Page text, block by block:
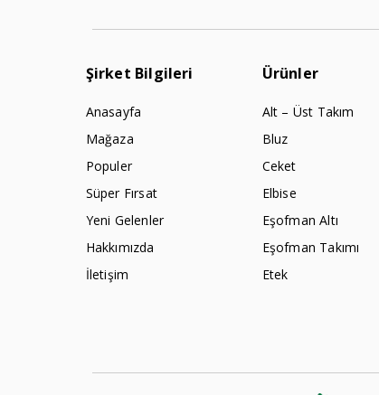
Şirket Bilgileri
Anasayfa
Mağaza
Populer
Süper Fırsat
Yeni Gelenler
Hakkımızda
İletişim
Ürünler
Alt – Üst Takım
Bluz
Ceket
Elbise
Eşofman Altı
Eşofman Takımı
Etek